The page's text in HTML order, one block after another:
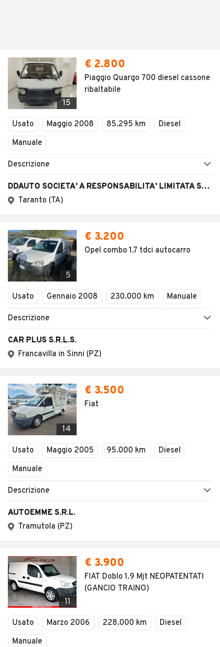
15
€ 2.800
Piaggio Quargo 700 diesel cassone
ribaltabile
Usato Maggio 2008 85.295 km
Diesel
Manuale
Descrizione
DDAUTO SOCIETA' A RESPONSABILITA' LIMITATA SEMPLIFICATA
Taranto (TA)
5
€ 3.200
Opel combo 1.7 tdci autocarro
Usato Gennaio 2008 230.000 km Manuale
Descrizione
CAR PLUS S.R.L.S.
Francavilla in Sinni (PZ)
14
€ 3.500
Fiat
Usato Maggio 2005 95.000 km
Diesel
Manuale
Descrizione
AUTOEMME S.R.L.
Tramutola (PZ)
11
€ 3.900
FIAT Doblo 1.9 Mjt NEOPATENTATI
(GANCIO TRAINO)
Usato Marzo 2006 228.000 km
Diesel
Manuale